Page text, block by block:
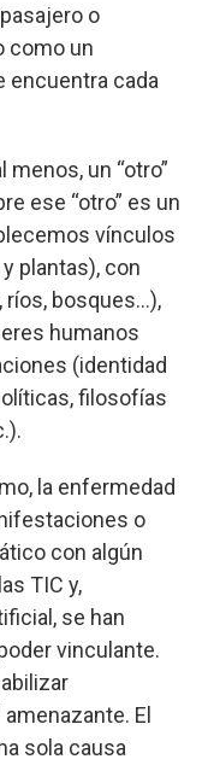
o
como un
encuentra cada
un “otro”
ese “otro” es un
vínculos
plantas), con
ríos, bosques…),
humanos
(identidad
filosofías
la enfermedad
o
con algún
TIC y,
se han
vinculante.
El
sola causa